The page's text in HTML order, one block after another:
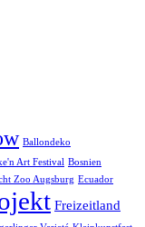
Ballondeko
Art Festival Bosnien
Zoo Augsburg Ecuador
Freizeitland